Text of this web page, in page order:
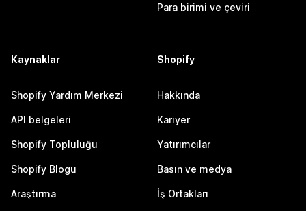
Para birimi ve çeviri
Kaynaklar
Shopify Yardım Merkezi
API belgeleri
Shopify Topluluğu
Shopify Blogu
Araştırma
Shopify
Hakkında
Kariyer
Yatırımcılar
Basın ve medya
İş Ortakları